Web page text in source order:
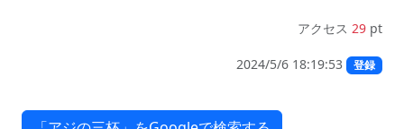
アクセス 29 pt
2024/5/6 18:19:53 登録